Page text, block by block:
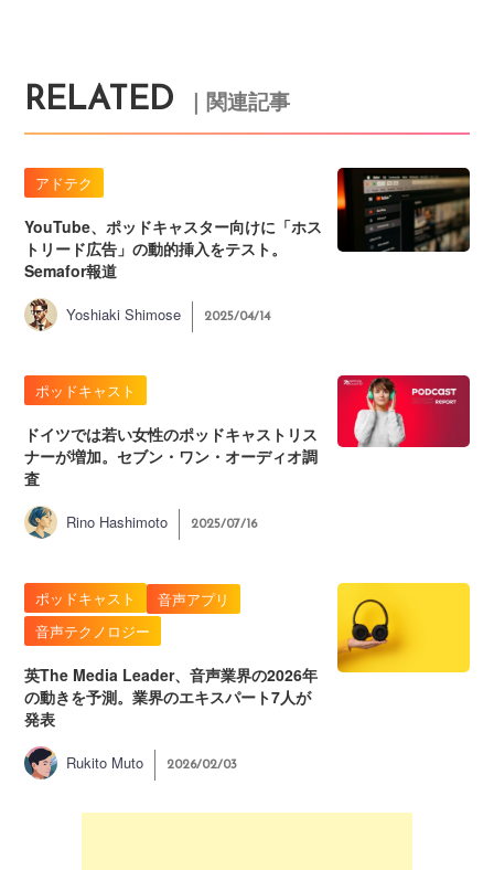
RELATED ｜関連記事
アドテク
YouTube、ポッドキャスター向けに「ホス
トリード広告」の動的挿入をテスト。
Semafor報道
Yoshiaki Shimose 2025/04/14
ポッドキャスト
ドイツでは若い女性のポッドキャストリス
ナーが増加。セブン・ワン・オーディオ調
査
Rino Hashimoto 2025/07/16
ポッドキャスト
音声アプリ
音声テクノロジー
英The Media Leader、音声業界の2026年
の動きを予測。業界のエキスパート7人が
発表
Rukito Muto 2026/02/03